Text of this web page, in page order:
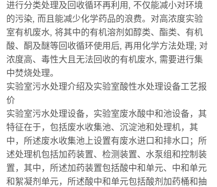
进行分类处理及回收循环再利用, 不仅能减小对环境
的污染, 而且能减少化学药品的浪费。对高浓度实验
室有机废水, 将其中的有机溶剂如醇类、酯类、有机
酸、酮及醚等回收循环使用后, 再用化学方法处理; 对
浓度高、毒性大且无法回收的有机废水, 需要进行集
中焚烧处理。
实验室污水处理介绍及实验室酸性水处理设备工艺报
价
实验室污水处理设备，实验室废水酸中和池设备，其
特征在于，包括废水收集池、沉淀池和处理机，其
中，所述废水收集池上设置有废水进口和排水口；所
述处理机包括加药装置、检测装置、水泵组和控制装
置，其中，所述加药装置包括酸中和单元、中和单元
和絮凝剂单元，所述酸中和单元包括酸剂加药桶和抽